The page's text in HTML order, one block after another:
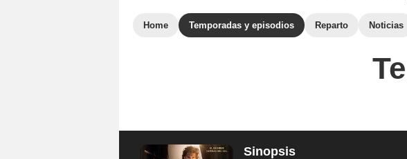
Home Temporadas y episodios Reparto Noticias
Sinopsis